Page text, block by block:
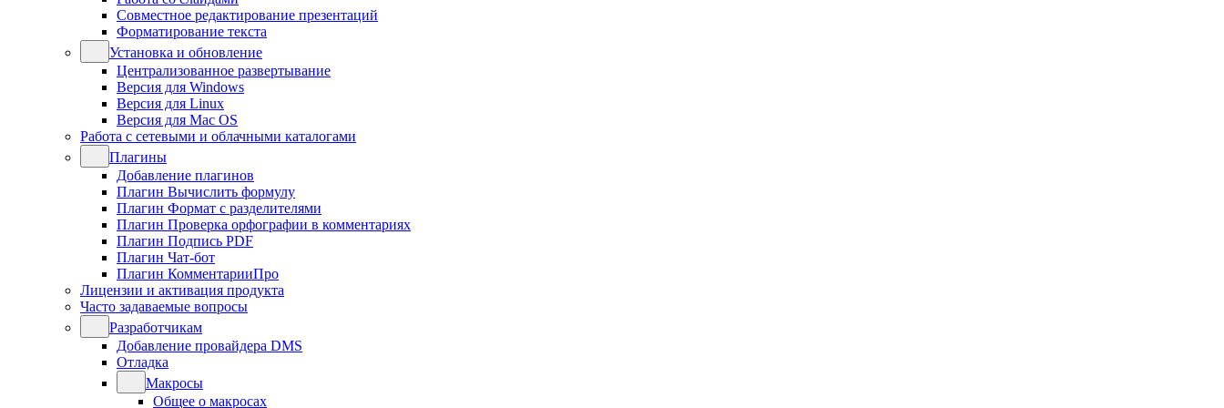
Совместное редактирование презентаций
Форматирование текста
Установка и обновление
Централизованное развертывание
Версия для Windows
Версия для Linux
Версия для Mac OS
Работа с сетевыми и облачными каталогами
Плагины
Добавление плагинов
Плагин Вычислить формулу
Плагин Формат с разделителями
Плагин Проверка орфографии в комментариях
Плагин Подпись PDF
Плагин Чат-бот
Плагин КомментарииПро
Лицензии и активация продукта
Часто задаваемые вопросы
Разработчикам
Добавление провайдера DMS
Отладка
Макросы
Общее о макросах